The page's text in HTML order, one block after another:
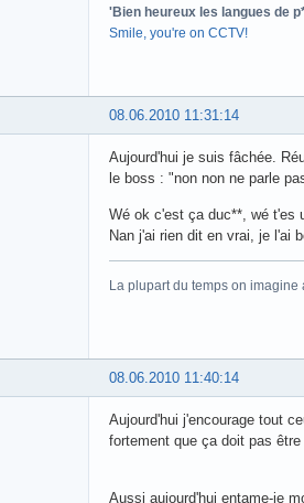
'Bien heureux les langues de
Smile, you're on CCTV!
08.06.2010 11:31:14
Aujourd'hui je suis fâchée.
le boss : "non non ne parle
Wé ok c'est ça duc**, wé t'es
Nan j'ai rien dit en vrai, je l'ai
La plupart du temps on imagine
08.06.2010 11:40:14
Aujourd'hui j'encourage tout
fortement que ça doit pas
Aussi aujourd'hui entame-je